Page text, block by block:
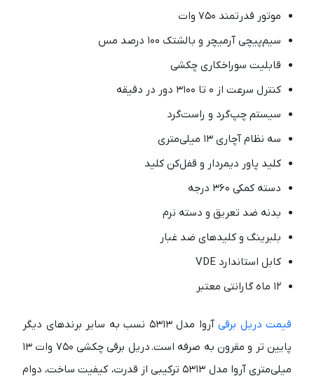
موتور قدرتمند ۷۵۰ وات
سیم‌پیچی آرمیچر و بالشتک ۱۰۰ درصد مس
قابلیت سوراخکاری چکشی
کنترل سرعت از ۰ تا ۳۱۰۰ دور در دقیقه
سیستم چپ‌گرد و راست‌گرد
سه نظام آچاری ۱۳ میلی‌متری
کلید پاور دیمردار و قفل‌کن کلید
دسته کمکی ۳۶۰ درجه
بدنه ضد تعریق و دسته نرم
بلبرینگ و کلیدهای ضد غبار
کابل استاندارد VDE
۱۲ ماه گارانتی معتبر
قیمت دریل برقی
آروا مدل ۵۳۱۳ نسب به سایر برندهای دیگر
پایین تر و مقرون به صرفه است. دریل برقی چکشی ۷۵۰ وات ۱۳
میلی‌متری آروا مدل ۵۳۱۳ ترکیبی از قدرت، کیفیت ساخت، دوام